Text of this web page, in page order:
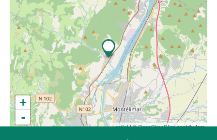
+
-
Leaflet| ©OpenStreetMapcontributors